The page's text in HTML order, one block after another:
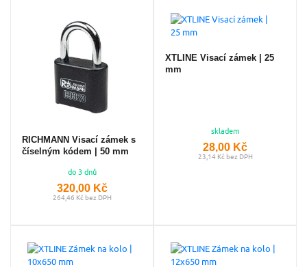
RICHMANN Visací zámek s
číselným kódem | 50 mm
do 3 dnů
320,00 Kč
264,46 Kč bez DPH
XTLINE Visací zámek | 25
mm
skladem
28,00 Kč
23,14 Kč bez DPH